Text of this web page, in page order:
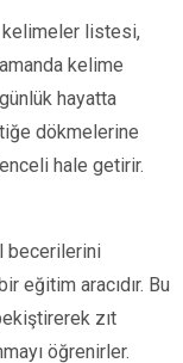
kelimeler listesi,
kelime
hayatta
dökmelerine
hale getirir.
becerilerini
eğitim aracıdır. Bu
zıt
öğrenirler.